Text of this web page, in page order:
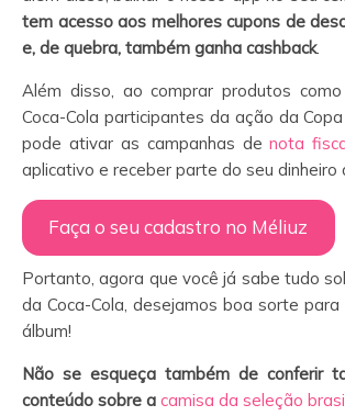
tem acesso aos melhores cupons de
e, de quebra, também ganha cashback.
Além disso, ao comprar produtos
Coca-Cola participantes da ação da
pode ativar as campanhas denota
aplicativo e receber parte do seu dinheiro
Faça o seu cadastro no Méliuz
Portanto, agora que você já sabe tudo
da Coca-Cola, desejamos boa sorte
álbum!
Não se esqueça também de conferir
conteúdo sobre a camisa da seleção